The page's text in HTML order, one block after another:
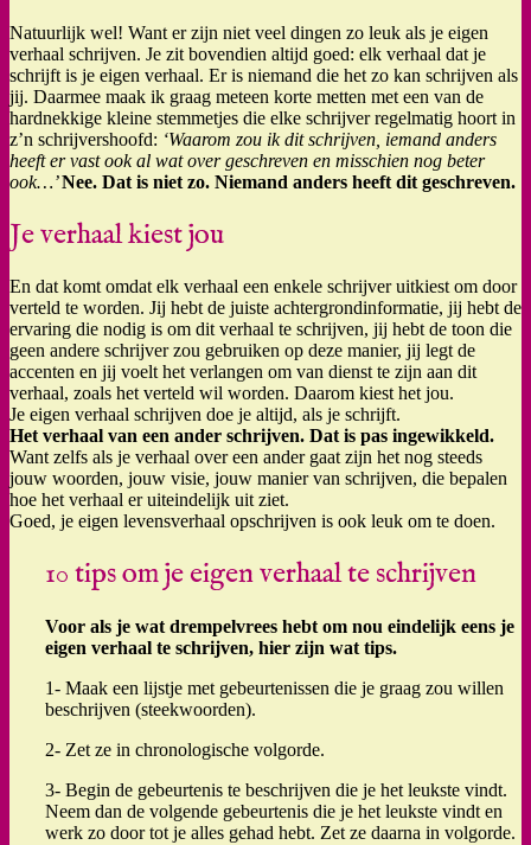
Natuurlijk wel! Want er zijn niet veel dingen zo leuk als je eigen
verhaal schrijven. Je zit bovendien altijd goed: elk verhaal dat je
schrijft is je eigen verhaal. Er is niemand die het zo kan schrijven als
jij. Daarmee maak ik graag meteen korte metten met een van de
hardnekkige kleine stemmetjes die elke schrijver regelmatig hoort in
z’n schrijvershoofd: ‘Waarom zou ik dit schrijven, iemand anders
heeft er vast ook al wat over geschreven en misschien nog beter
ook…’Nee. Dat is niet zo. Niemand anders heeft dit geschreven.
Je verhaal kiest jou
En dat komt omdat elk verhaal een enkele schrijver uitkiest om door
verteld te worden. Jij hebt de juiste achtergrondinformatie, jij hebt de
ervaring die nodig is om dit verhaal te schrijven, jij hebt de toon die
geen andere schrijver zou gebruiken op deze manier, jij legt de
accenten en jij voelt het verlangen om van dienst te zijn aan dit
verhaal, zoals het verteld wil worden. Daarom kiest het jou.
Je eigen verhaal schrijven doe je altijd, als je schrijft.
Het verhaal van een ander schrijven. Dat is pas ingewikkeld.
Want zelfs als je verhaal over een ander gaat zijn het nog steeds
jouw woorden, jouw visie, jouw manier van schrijven, die bepalen
hoe het verhaal er uiteindelijk uit ziet.
Goed, je eigen levensverhaal opschrijven is ook leuk om te doen.
10 tips om je eigen verhaal te schrijven
Voor als je wat drempelvrees hebt om nou eindelijk eens je
eigen verhaal te schrijven, hier zijn wat tips.
1- Maak een lijstje met gebeurtenissen die je graag zou willen
beschrijven (steekwoorden).
2- Zet ze in chronologische volgorde.
3- Begin de gebeurtenis te beschrijven die je het leukste vindt.
Neem dan de volgende gebeurtenis die je het leukste vindt en
werk zo door tot je alles gehad hebt. Zet ze daarna in volgorde.